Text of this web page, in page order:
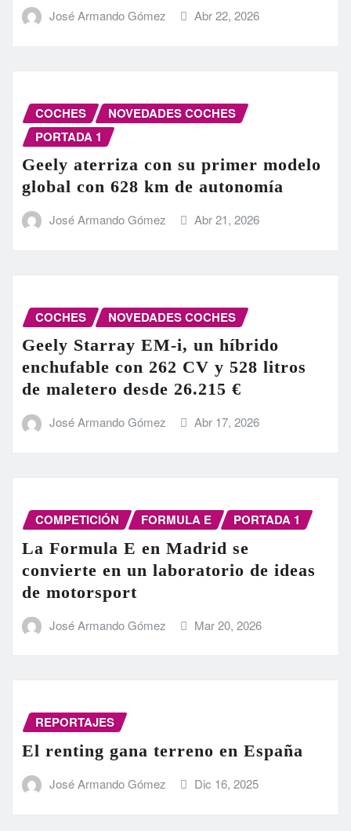
José Armando Gómez Abr 22, 2026
COCHES
NOVEDADES COCHES
PORTADA 1
Geely aterriza con su primer modelo
global con 628 km de autonomía
José Armando Gómez Abr 21, 2026
COCHES NOVEDADES COCHES
Geely Starray EM-i, un híbrido
enchufable con 262 CV y 528 litros
de maletero desde 26.215 €
José Armando Gómez Abr 17, 2026
COMPETICIÓN FORMULA E PORTADA 1
La Formula E en Madrid se
convierte en un laboratorio de ideas
de motorsport
José Armando Gómez Mar 20, 2026
REPORTAJES
El renting gana terreno en España
José Armando Gómez Dic 16, 2025